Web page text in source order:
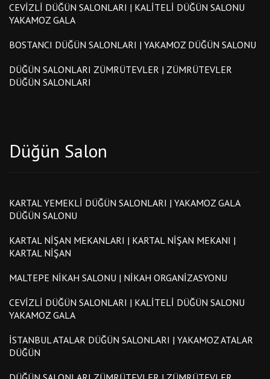
CEVIZLI DÜĞÜN SALONLARI | KALITELI DÜĞÜN SALONU
YAKAMOZ GALA
BOSTANCI DÜĞÜN SALONLARI | YAKAMOZ DÜĞÜN SALONU
DÜĞÜN SALONLARI ZÜMRÜTEVLER | ZÜMRÜTEVLER
DÜĞÜN SALONLARI
Düğün Salon
KARTAL YEMEKLI DÜĞÜN SALONLARI | YAKAMOZ GALA
DÜĞÜN SALONU
KARTAL NIŞAN MEKANLARI | KARTAL NIŞAN MEKANI |
KARTAL NIŞAN
MALTEPE NIKAH SALONU | NIKAH ORGANIZASYONU
CEVIZLI DÜĞÜN SALONLARI | KALITELI DÜĞÜN SALONU
YAKAMOZ GALA
İSTANBUL ATALAR DÜĞÜN SALONLARI | YAKAMOZ ATALAR
DÜĞÜN